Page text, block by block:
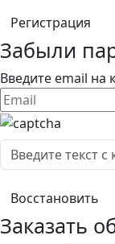
Забыли
Введите email на
Заказать